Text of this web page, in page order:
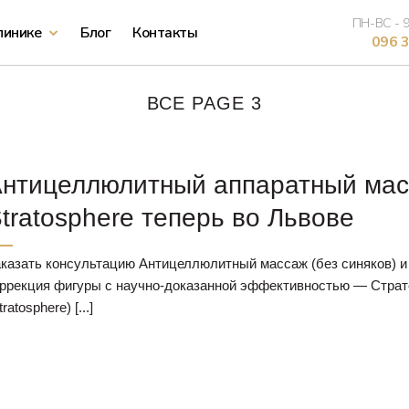
Блог Контакты ПН-ВС -
096
Лазерная эпиляция лица
Лазерная эпиляция живота
Лазерная эпиляция бикини
Лазерная эпиляция подмышек
ВСЕ PAGE 3
аппаратный
теперь во Львове
консультацию Антицеллюлитный массаж (без синяков) и
фигуры с научно-доказанной эффективностью —
[...]